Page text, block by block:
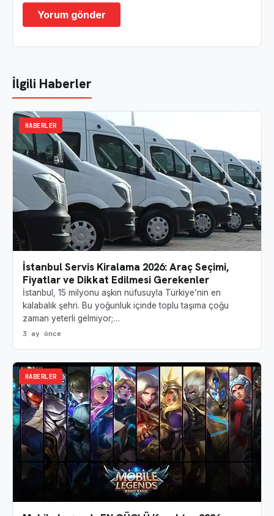
İlgili Haberler
HABERLER
İstanbul Servis Kiralama 2026: Araç Seçimi,
Fiyatlar ve Dikkat Edilmesi Gerekenler
İstanbul, 15 milyonu aşkın nüfusuyla Türkiye’nin en
kalabalık şehri. Bu yoğunluk içinde toplu taşıma çoğu
zaman yeterli gelmiyor;…
3 ay önce
HABERLER